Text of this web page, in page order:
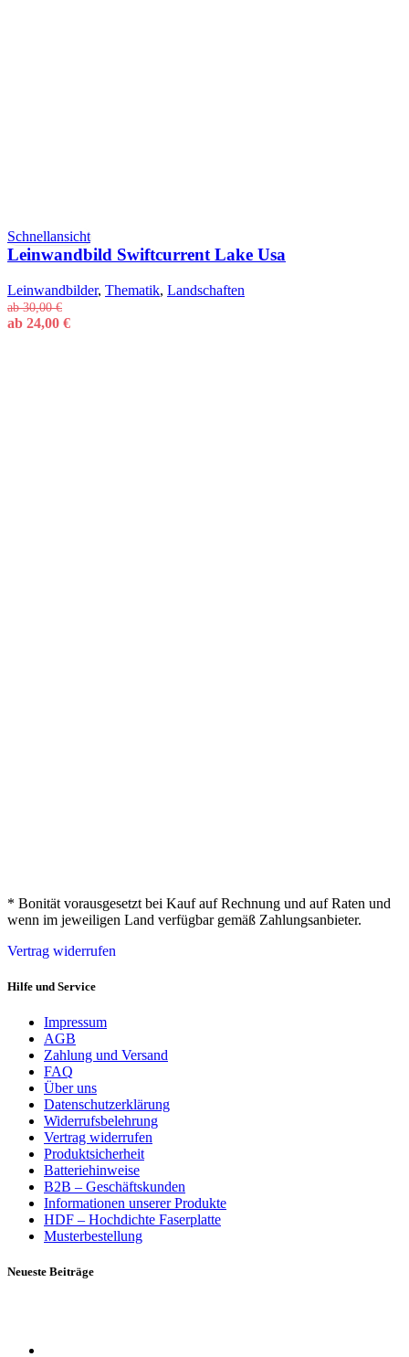
Schnellansicht
Leinwandbild Swiftcurrent Lake Usa
Leinwandbilder, Thematik, Landschaften
ab30,00€
ab 24,00 €
* Bonität vorausgesetzt bei Kauf auf Rechnung und auf Raten und
wenn im jeweiligen Land verfügbar gemäß Zahlungsanbieter.
Vertrag widerrufen
Hilfe und Service
Impressum
AGB
Zahlung und Versand
FAQ
Über uns
Datenschutzerklärung
Widerrufsbelehrung
Vertrag widerrufen
Produktsicherheit
Batteriehinweise
B2B – Geschäftskunden
Informationen unserer Produkte
HDF – Hochdichte Faserplatte
Musterbestellung
Neueste Beiträge